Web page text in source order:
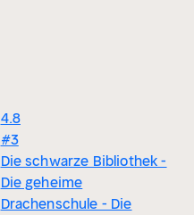
4.8
#3
Die schwarze Bibliothek -
Die geheime
Drachenschule - Die